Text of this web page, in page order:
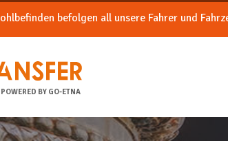
befolgen all unsere Fahrer und
POWERED BY GO-ETNA